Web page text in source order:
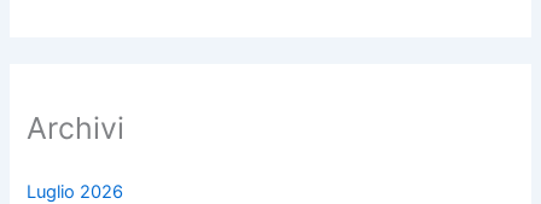
Archivi
Luglio 2026